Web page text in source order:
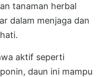
tanaman herbal
dalam menjaga dan
aktif seperti
daun ini mampu